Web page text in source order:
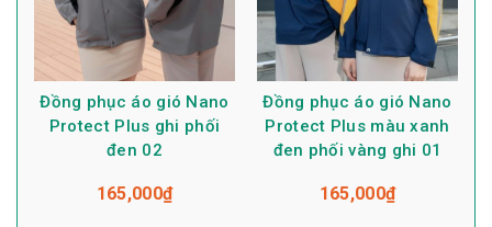
Đồng phục áo gió Nano
Protect Plus ghi phối
đen 02
165,000₫
Đồng phục áo gió Nano
Protect Plus màu xanh
đen phối vàng ghi 01
165,000₫